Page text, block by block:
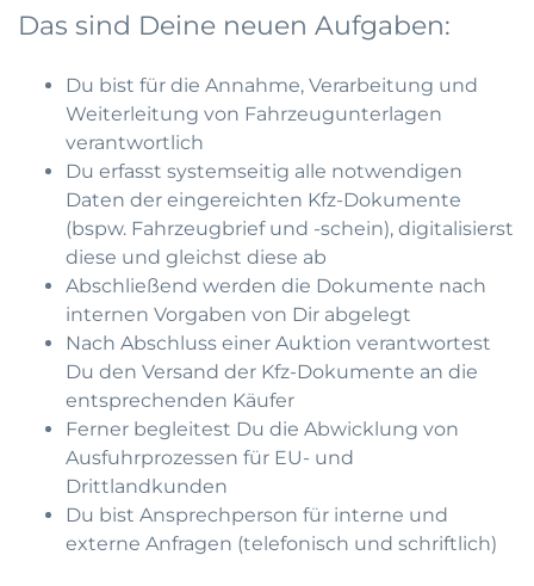
Das sind Deine neuen Aufgaben:
Du bist für die Annahme, Verarbeitung und
Weiterleitung von Fahrzeugunterlagen
verantwortlich
Du erfasst systemseitig alle notwendigen
Daten der eingereichten Kfz-Dokumente
(bspw. Fahrzeugbrief und -schein), digitalisierst
diese und gleichst diese ab
Abschließend werden die Dokumente nach
internen Vorgaben von Dir abgelegt
Nach Abschluss einer Auktion verantwortest
Du den Versand der Kfz-Dokumente an die
entsprechenden Käufer
Ferner begleitest Du die Abwicklung von
Ausfuhrprozessen für EU- und
Drittlandkunden
Du bist Ansprechperson für interne und
externe Anfragen (telefonisch und schriftlich)